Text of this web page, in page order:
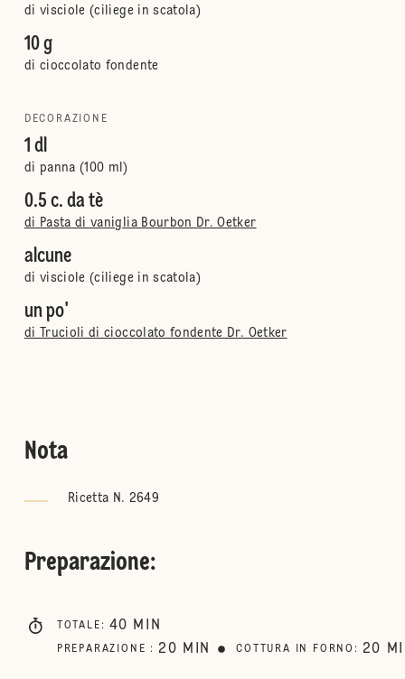
di visciole (ciliege in scatola)
10 g
di cioccolato fondente
DECORAZIONE
1 dl
di panna (100 ml)
0.5 c. da tè
di Pasta di vaniglia Bourbon Dr. Oetker
alcune
di visciole (ciliege in scatola)
un po'
di Trucioli di cioccolato fondente Dr. Oetker
Nota
Ricetta N. 2649
Preparazione:
TOTALE : 40 MIN
PREPARAZIONE : 20 MIN COTTURA IN FORNO : 20